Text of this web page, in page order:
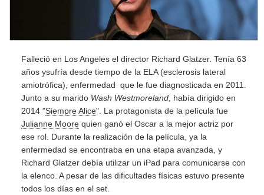
Falleció en Los Angeles el director Richard Glatzer. Tenía 63
años ysufría desde tiempo de la ELA (esclerosis lateral
amiotrófica), enfermedad que le fue diagnosticada en 2011.
Junto a su marido Wash Westmoreland , había dirigido en
2014 "Siempre Alice". La protagonista de la película fue
Julianne Moore quien ganó el Oscar a la mejor actriz por
ese rol. Durante la realización de la película, ya la
enfermedad se encontraba en una etapa avanzada, y
Richard Glatzer debía utilizar un iPad para comunicarse con
la elenco. A pesar de las dificultades físicas estuvo presente
todos los días en el set.